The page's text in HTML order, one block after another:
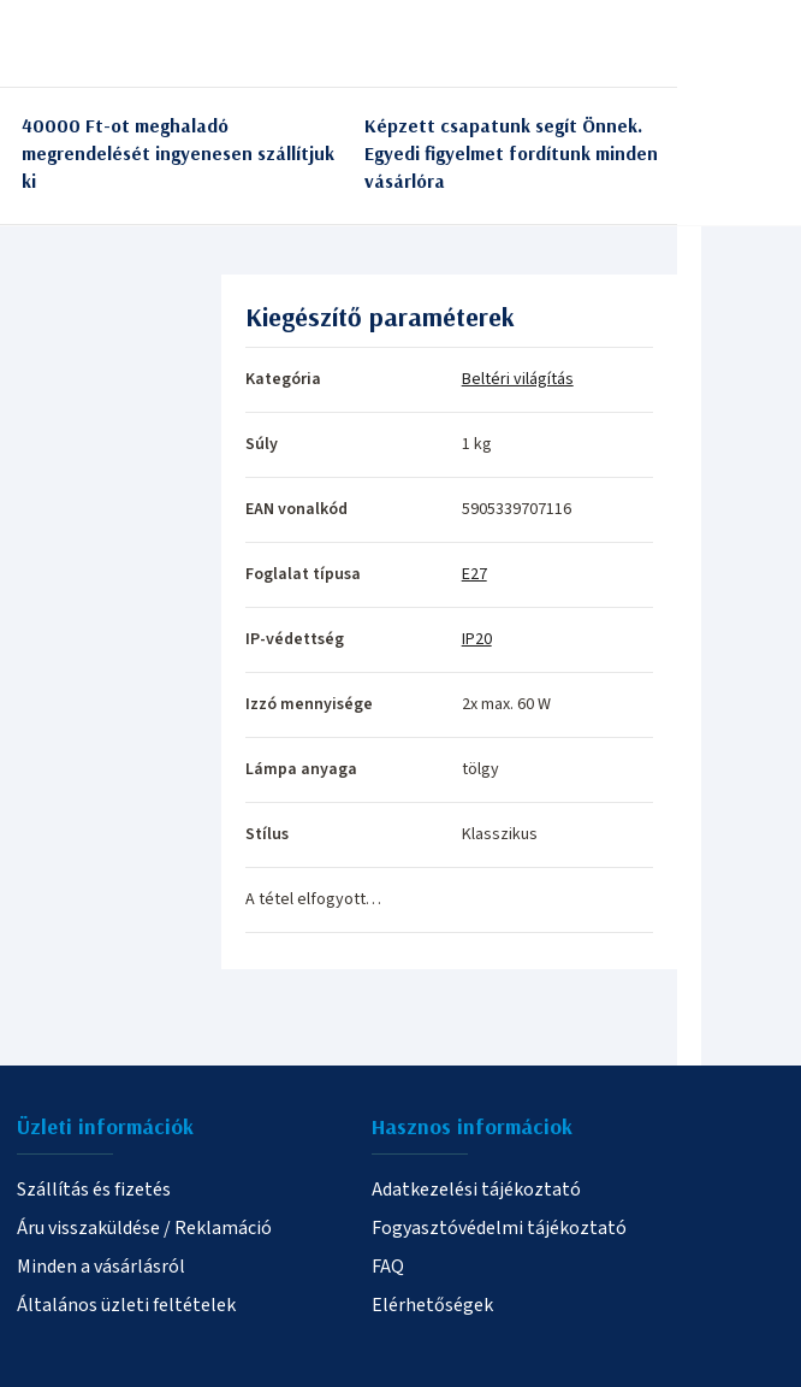
40000 Ft-ot meghaladó
megrendelését ingyenesen szállítjuk
ki
Képzett csapatunk segít Önnek.
Egyedi figyelmet fordítunk minden
vásárlóra
Kiegészítő paraméterek
Kategória Beltéri világítás
Súly 1 kg
EAN vonalkód 5905339707116
Foglalat típusa E27
IP-védettség IP20
Izzó mennyisége 2x max. 60 W
Lámpa anyaga tölgy
Stílus Klasszikus
A tétel elfogyott…
Üzleti információk
Szállítás és fizetés
Áru visszaküldése / Reklamáció
Minden a vásárlásról
Általános üzleti feltételek
Hasznos informáciok
Adatkezelési tájékoztató
Fogyasztóvédelmi tájékoztató
FAQ
Elérhetőségek